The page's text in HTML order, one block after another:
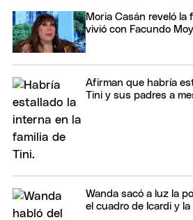
Moria Casán reveló
vivió con Facundo
Afirman que habría
Tini y sus padres a
Wanda sacó a luz la
el cuadro de Icardi y